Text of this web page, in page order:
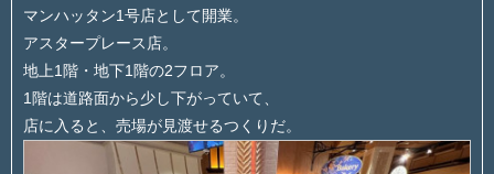
マンハッタン1号店として開業。
アスタープレース店。
地上1階・地下1階の2フロア。
1階は道路面から少し下がっていて、
店に入ると、売場が見渡せるつくりだ。